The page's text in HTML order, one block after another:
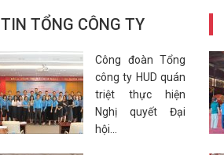
TIN TỔNG CÔNG TY
Công đoàn Tổng
công ty HUD quán
triệt thực hiện
Nghị quyết Đại
hội...